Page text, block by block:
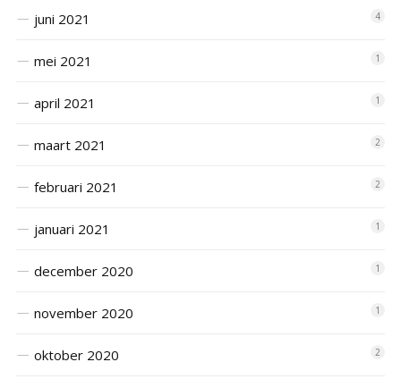
juni 2021 4
mei 2021 1
april 2021 1
maart 2021 2
februari 2021 2
januari 2021 1
december 2020 1
november 2020 1
oktober 2020 2